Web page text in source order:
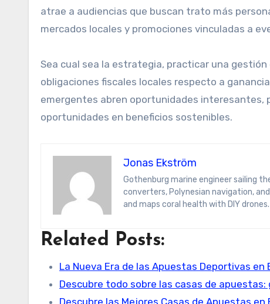
atrae a audiencias que buscan trato más
mercados locales y promociones vinculadas a
Sea cual sea la estrategia, practicar una
obligaciones fiscales locales respecto a
emergentes abren oportunidades interesantes,
oportunidades en beneficios sostenibles.
Jonas Ekström
Gothenburg marine engineer sailing the South Pacific on a hydrogen yacht. Jonas blogs on wave-energy
converters, Polynesian navigation,
and maps coral health with DIY drones.
Related Posts:
La Nueva Era de las Apuestas Deportivas en
Descubre todo sobre las casas de apuestas:
Descubre las Mejores Casas de Apuestas en